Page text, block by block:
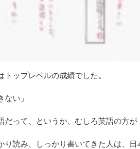
ップレベルの成績でした。
ない」
だって、というか、むしろ英語の方
り読み、しっかり書いてきた人は、